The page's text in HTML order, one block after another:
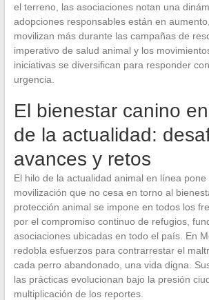
el terreno, las asociaciones notan una
adopciones responsables están en
movilizan más durante las campañas de
imperativo de salud animal y los
iniciativas se diversifican para responder
urgencia.
El bienestar canino
de la actualidad:
avances y retos
El hilo de la actualidad animal en línea
movilización que no cesa en torno al
protección animal se impone en todos los
por el compromiso continuo de refugios,
asociaciones ubicadas en todo el país. En
redobla esfuerzos para contrarrestar el
cada perro abandonado, una vida digna.
las prácticas evolucionan bajo la presión
multiplicación de los reportes.